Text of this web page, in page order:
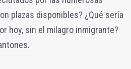
plazas disponibles? ¿Qué sería
hoy, sin el milagro inmigrante?